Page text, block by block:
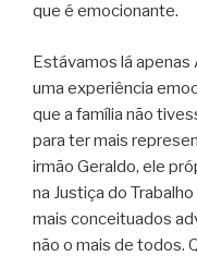
que é emocionante.
Estávamos lá apenas
uma experiência
que a família não
para ter mais
irmão Geraldo, ele
na Justiça do
mais conceituados
não o mais de todos.